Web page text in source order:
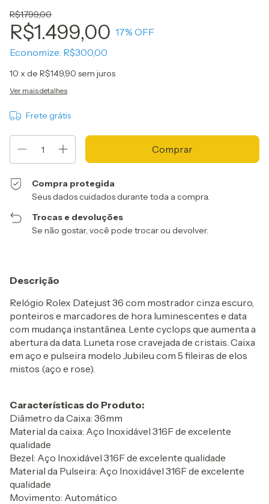
R$1.799,00
R$1.499,00 17% OFF
Economize: R$300,00
10 x de R$149,90 sem juros
Ver mais detalhes
Frete grátis
Compra protegida
Seus dados cuidados durante toda a compra.
Trocas e devoluções
Se não gostar, você pode trocar ou devolver.
Descrição
Relógio Rolex Datejust 36 com mostrador cinza escuro,
ponteiros e marcadores de hora luminescentes e data
com mudança instantânea. Lente cyclops que aumenta a
abertura da data. Luneta rose cravejada de cristais. Caixa
em aço e pulseira modelo Jubileu com 5 fileiras de elos
mistos (aço e rose).
Características do Produto:
Diâmetro da Caixa: 36mm
Material da caixa: Aço Inoxidável 316F de excelente
qualidade
Bezel: Aço Inoxidável 316F de excelente qualidade
Material da Pulseira: Aço Inoxidável 316F de excelente
qualidade
Movimento: Automático